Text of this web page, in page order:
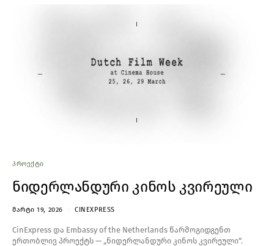
ᲞᲠᲝᲔᲥᲢᲘ
ნიდერლანდური კინოს კვირეული
ᲛᲐᲠᲢᲘ 19, 2026 CINEXPRESS
CinExpress და Embassy of the Netherlands წარმოგიდგენთ
ერთობლივ პროექტს — „ნიდერლანდური კინოს კვირეული“.